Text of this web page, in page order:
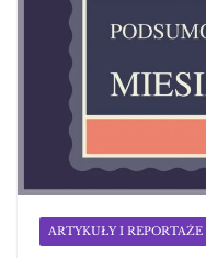
ARTYKUŁY I REPORTAŻE